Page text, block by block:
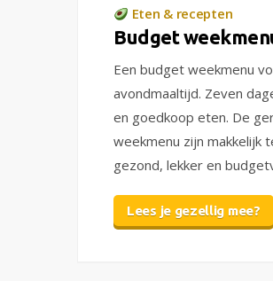
Eten & recepten
Budget
Een budget weekmenu
avondmaaltijd. Zeven
en goedkoop eten. De
weekmenu zijn makkelijk
gezond, lekker en
Lees je gezellig mee?